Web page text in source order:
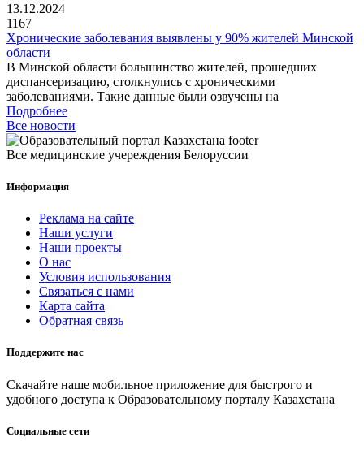
13.12.2024
1167
Хронические заболевания выявлены у 90% жителей Минской
области
В Минской области большинство жителей, прошедших
диспансеризацию, столкнулись с хроническими
заболеваниями. Такие данные были озвучены на
Подробнее
Все новости
Все медицинские учереждения Белоруссии
Информация
Реклама на сайте
Наши услуги
Наши проекты
О нас
Условия использования
Связаться с нами
Карта сайта
Обратная связь
Поддержите нас
Скачайте наше мобильное приложение для быстрого и
удобного доступа к Образовательному порталу Казахстана
Социальные сети